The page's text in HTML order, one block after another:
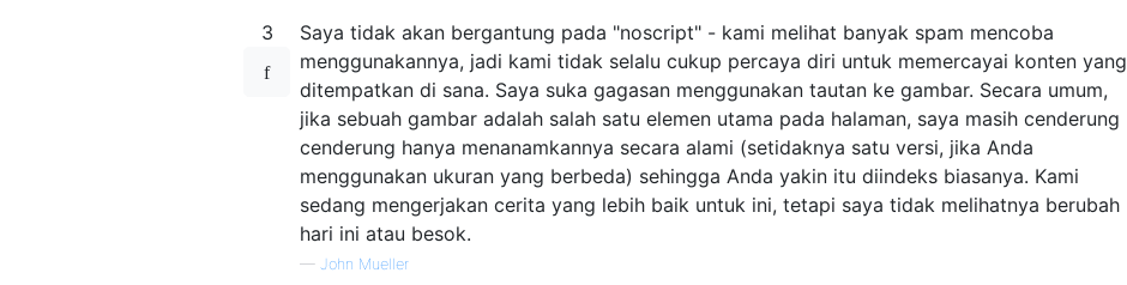
3
Saya tidak akan bergantung pada "noscript" - kami melihat banyak spam mencoba
menggunakannya, jadi kami tidak selalu cukup percaya diri untuk memercayai konten yang
ditempatkan di sana. Saya suka gagasan menggunakan tautan ke gambar. Secara umum,
jika sebuah gambar adalah salah satu elemen utama pada halaman, saya masih cenderung
cenderung hanya menanamkannya secara alami (setidaknya satu versi, jika Anda
menggunakan ukuran yang berbeda) sehingga Anda yakin itu diindeks biasanya. Kami
sedang mengerjakan cerita yang lebih baik untuk ini, tetapi saya tidak melihatnya berubah
hari ini atau besok.
— John Mueller